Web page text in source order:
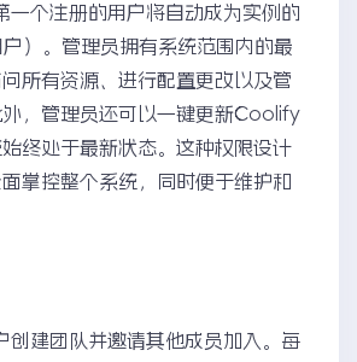
个注册的用户将自动成为实例的
）。管理员拥有系统范围内的最
所有资源、进行配置更改以及管
，管理员还可以一键更新Coolify
终处于最新状态。这种权限设计
掌控整个系统，同时便于维护和
建团队并邀请其他成员加入。每